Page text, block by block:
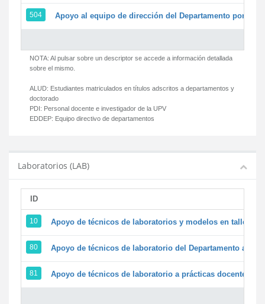
504 Apoyo al equipo de dirección del Departamento por
NOTA: Al pulsar sobre un descriptor se accede a información detallada
sobre el mismo.
ALUD: Estudiantes matriculados en títulos adscritos a departamentos y
doctorado
PDI: Personal docente e investigador de la UPV
EDDEP: Equipo directivo de departamentos
Laboratorios (LAB)
ID
10 Apoyo de técnicos de laboratorios y modelos en
80 Apoyo de técnicos de laboratorio del Departamento a la
81 Apoyo de técnicos de laboratorio a prácticas docentes y